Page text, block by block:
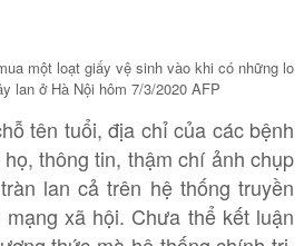
một loạt giấy vệ sinh vào khi có những lo
lan ở Hà Nội hôm 7/3/2020 AFP
tên tuổi, địa chỉ của các bệnh
thông tin, thậm chí ảnh chụp
lan cả trên hệ thống truyền
xã hội. Chưa thể kết luận